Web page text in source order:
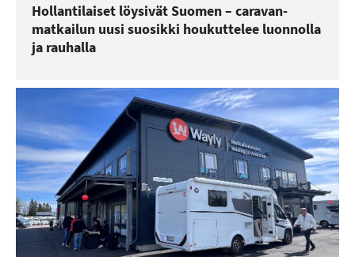
Hollantilaiset löysivät Suomen – caravan-
matkailun uusi suosikki houkuttelee luonnolla
ja rauhalla